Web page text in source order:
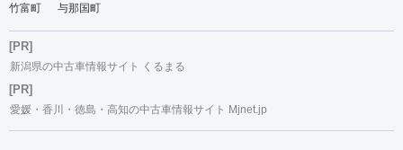
竹富町
与那国町
[PR]
新潟県の中古車情報サイト くるまる
[PR]
愛媛・香川・徳島・高知の中古車情報サイト Mjnet.jp